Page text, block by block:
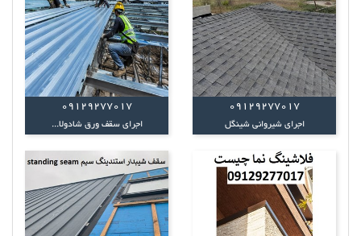
09129277017
اجرای شیروانی شینگل
09129277017
اجرای سقف ورق شادولا...